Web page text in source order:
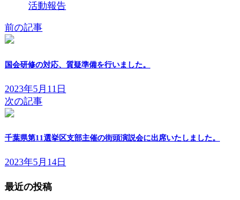
活動報告
前の記事
国会研修の対応、質疑準備を行いました。
2023年5月11日
次の記事
千葉県第11選挙区支部主催の街頭演説会に出席いたしました。
2023年5月14日
最近の投稿